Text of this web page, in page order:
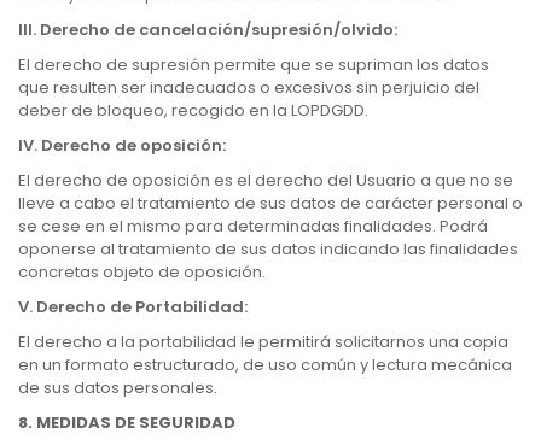
III. Derecho de cancelación/supresión/olvido:
El derecho de supresión permite que se supriman los datos
que resulten ser inadecuados o excesivos sin perjuicio del
deber de bloqueo, recogido en la LOPDGDD.
IV. Derecho de oposición:
El derecho de oposición es el derecho del Usuario a que no se
lleve a cabo el tratamiento de sus datos de carácter personal o
se cese en el mismo para determinadas finalidades. Podrá
oponerse al tratamiento de sus datos indicando las finalidades
concretas objeto de oposición.
V. Derecho de Portabilidad:
El derecho a la portabilidad le permitirá solicitarnos una copia
en un formato estructurado, de uso común y lectura mecánica
de sus datos personales.
8. MEDIDAS DE SEGURIDAD